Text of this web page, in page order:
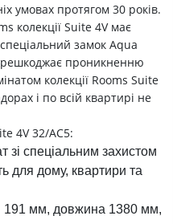
умовах протягом 30 років.
колекції Suite 4V має
замок Aqua
проникненню
колекції Rooms Suite
і по всій квартирі не
4V 32/АС5:
зі спеціальним захистом
для дому, квартири та
191 мм, довжина 1380 мм,